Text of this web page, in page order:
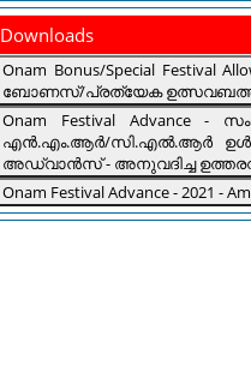
Downloads
Onam Bonus/Special
ബോണസ്/പ്രത്യേക ഉത്സവബത്ത -
Onam Festival Advance -
എൻ.എം.ആർ/സി.എൽ.ആർ ഉൾപ്പെടെയുളള വിവിധ
അഡ്വാൻസ് - അനുവദിച്ച ഉത്തരവ് -
Onam Festival Advance - 2021 -